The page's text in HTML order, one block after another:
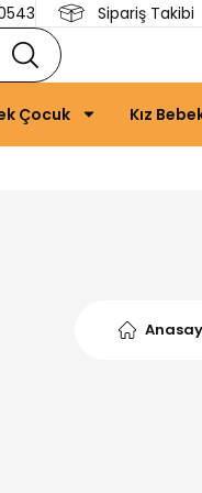
Sipariş Takibi
Çocuk Kız